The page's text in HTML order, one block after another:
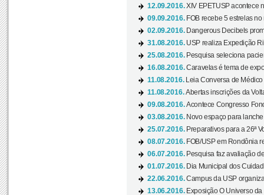
12.09.2016.XIV EPETUSP acontece
09.09.2016. FOB recebe 5 estrelas
02.09.2016. Dangerous Decibels
31.08.2016. USP realiza Expedição
25.08.2016. Pesquisa seleciona
16.08.2016.Caravelas é tema de
11.08.2016.
Leia Conversa de
11.08.2016.Abertas inscrições da
09.08.2016.Acontece Congresso
03.08.2016. Novo espaço para
25.07.2016. Preparativos para a 26ª
08.07.2016. FOB/USP em Rondônia
06.07.2016. Pesquisa faz avaliação
01.07.2016. Dia Municipal dos
22.06.2016.Campus da USP
13.06.2016. Exposição O Universo